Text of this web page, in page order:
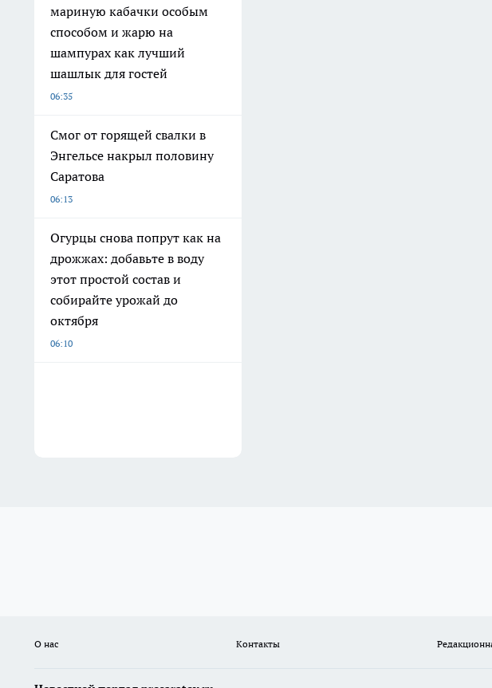
мариную кабачки особым
способом и жарю на
шампурах как лучший
шашлык для гостей
06:35
Смог от горящей свалки в
Энгельсе накрыл половину
Саратова
06:13
Огурцы снова попрут как на
дрожжах: добавьте в воду
этот простой состав и
собирайте урожай до
октября
06:10
О нас Контакты